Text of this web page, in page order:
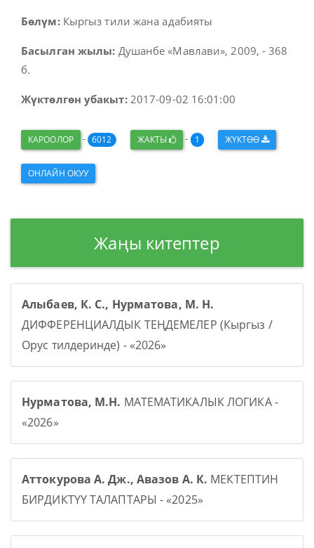
Бөлүм:Кыргыз тили жана адабияты
Басылган жылы: Душанбе «Мавлави», 2009, - 368
б.
Жүктөлгөн убакыт:2017-09-02 16:01:00
КАРООЛОР - 6012 ЖАКТЫ - 1 ЖҮКТӨӨ
ОНЛАЙН ОКУУ
Жаңы китептер
Алыбаев, К. С., Нурматова, М. Н.
ДИФФЕРЕНЦИАЛДЫК ТЕҢДЕМЕЛЕР (Кыргыз /
Орус тилдеринде) - «2026»
Нурматова, М.Н. МАТЕМАТИКАЛЫК ЛОГИКА -
«2026»
Аттокурова А. Дж., Авазов А. К. МЕКТЕПТИН
БИРДИКТҮҮ ТАЛАПТАРЫ - «2025»